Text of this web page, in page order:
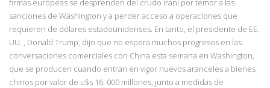
firmas europeas se desprenden del crudo iraní por temor a las
sanciones de Washington y a perder acceso a operaciones que
requieren de dólares estadounidenses. En tanto, el presidente de EE.
UU. , Donald Trump, dijo que no espera muchos progresos en las
conversaciones comerciales con China esta semana en Washington,
que se producen cuando entran en vigor nuevos aranceles a bienes
chinos por valor de u$s 16. 000 millones, junto a medidas de